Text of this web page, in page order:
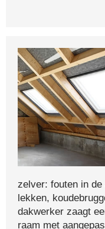
zelver: fouten in
lekken,
dakwerker zaagt
raam met